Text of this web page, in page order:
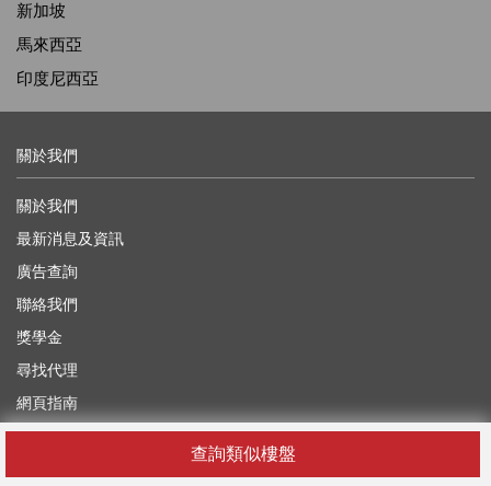
查詢類似樓盤
新加坡
馬來西亞
印度尼西亞
關於我們
關於我們
最新消息及資訊
廣告查詢
聯絡我們
獎學金
尋找代理
網頁指南